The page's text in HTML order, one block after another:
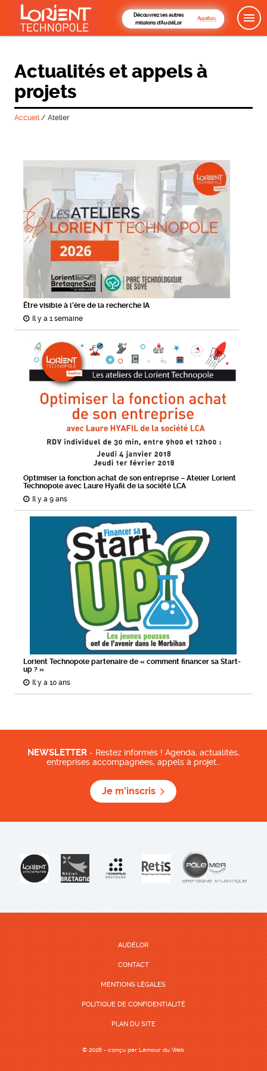
Découvrez les autres
missions d'AudéLor
Actualités et appels à
projets
Accueil/ Atelier
Être visible à l’ère de la recherche IA
Il y a 1 semaine
Optimiser la fonction achat de son entreprise – Atelier Lorient
Technopole avec Laure Hyafil de la société LCA
Il y a 9 ans
Lorient Technopole partenaire de « comment financer sa Start-
up ? »
Il y a 10 ans
NEWSLETTER - Restez informés ! Agenda, actualités,
entreprises accompagnées, appels à projet…
Je m'inscris
AUDÉLOR
CONTACT
MENTIONS LÉGALES
POLITIQUE DE CONFIDENTIALITÉ
PLAN DU SITE
© 2026 - conçu parLamour du Web